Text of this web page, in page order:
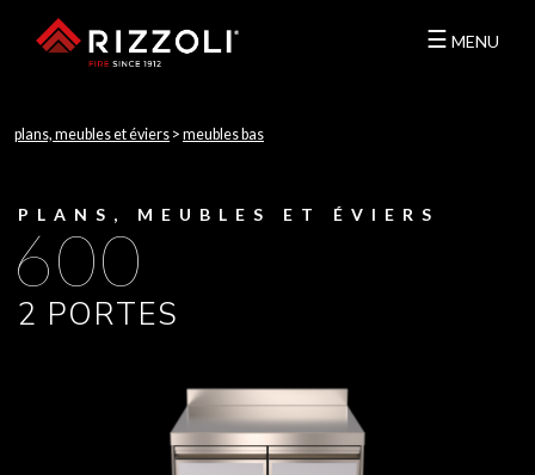
☰ MENU
plans, meubles et éviers > meubles bas
PLANS, MEUBLES ET ÉVIERS
600
2 PORTES